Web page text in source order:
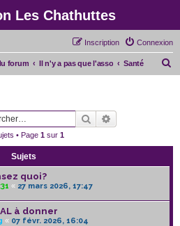
Les Chathuttes
Connexion
Inscription
forum Il n'y a pas que l'asso Santé
r
Rechercher
• Page 1 sur 1
Sujets
quoi?
« 27 mars 2026, 17:47
à donner
« 07 févr. 2026, 16:04